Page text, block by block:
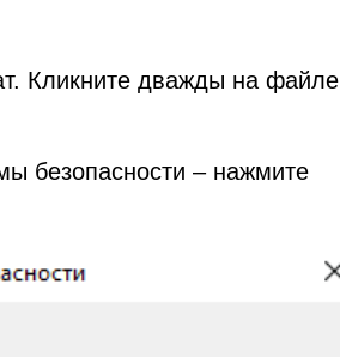
Кликните дважды на файле
безопасности – нажмите